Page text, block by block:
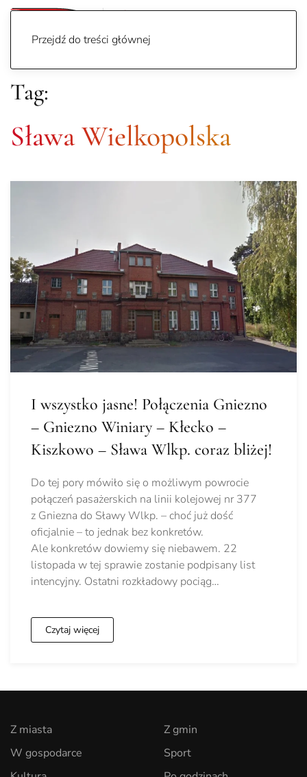
Przejdź do treści głównej
Tag:
Sława Wielkopolska
I wszystko jasne! Połączenia Gniezno
– Gniezno Winiary – Kłecko –
Kiszkowo – Sława Wlkp. coraz bliżej!
Do tej pory mówiło się o możliwym powrocie
połączeń pasażerskich na linii kolejowej nr 377
z Gniezna do Sławy Wlkp. – choć już dość
oficjalnie – to jednak bez konkretów.
Ale konkretów dowiemy się niebawem. 22
listopada w tej sprawie zostanie podpisany list
intencyjny. Ostatni rozkładowy pociąg…
Czytaj więcej
Z miasta
W gospodarce
Z gmin
Sport